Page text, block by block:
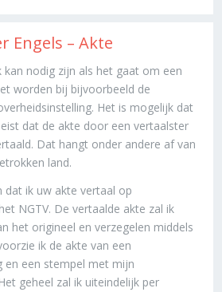
Engels – Akte
kan nodig zijn als het gaat om een
worden bij bijvoorbeeld de
Het is mogelijk dat
dat de akte door een vertaalster
Dat hangt onder andere af van
land.
dat ik uw akte vertaal op
NGTV. De vertaalde akte zal ik
het origineel en verzegelen middels
ik de akte van een
en een stempel met mijn
geheel zal ik uiteindelijk per